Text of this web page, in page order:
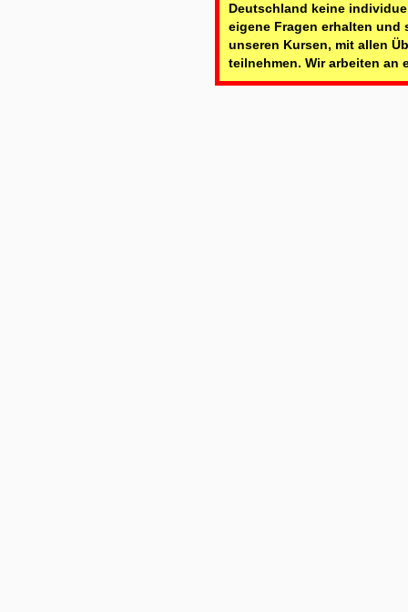
Deutschland keine
eigene Fragen erhalten
unseren Kursen, mit allen
teilnehmen. Wir arbeiten an